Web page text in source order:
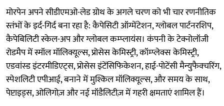
मोरपेन अपने सीडीएमओ-लेड ग्रोथ के अगले चरण को भी चार रणनीतिक
स्तंभों के इर्द-गिर्द बना रहा है: कैपेसिटी ऑग्मेंटेशन, ग्लोबल पार्टनरशिप,
कैपेबिलिटी स्केल-अप और ग्लोबल कम्प्लायंस। कंपनी के टेक्नोलॉजी
रोडमैप में स्मॉल मॉलिक्यूल्स, प्रोसेस केमिस्ट्री, कॉम्प्लेक्स केमिस्ट्री,
एडवांस्ड इंटरमीडिएट्स, प्रोसेस इंटेंसिफिकेशन, हाई-पोटेंसी मैन्युफैक्चरिंग,
स्पेशलिटी एपीआई, बनाने में मुश्किल मॉलिक्यूल्स, और समय के साथ,
पेप्टाइड्स, ओलिगोज़ और नई मॉडैलिटीज़ में गहरी क्षमताएं शामिल हैं।